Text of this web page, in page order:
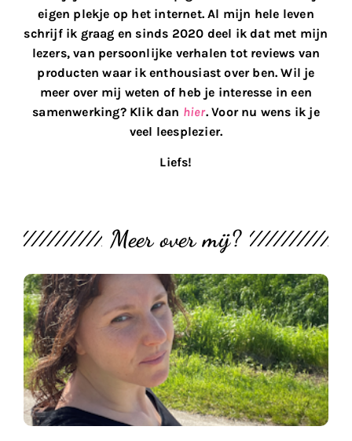
eigen plekje op het internet. Al mijn hele leven
schrijf ik graag en sinds 2020 deel ik dat met mijn
lezers, van persoonlijke verhalen tot reviews van
producten waar ik enthousiast over ben. Wil je
meer over mij weten of heb je interesse in een
samenwerking? Klik dan hier. Voor nu wens ik je
veel leesplezier.
Liefs!
Meer over mij?